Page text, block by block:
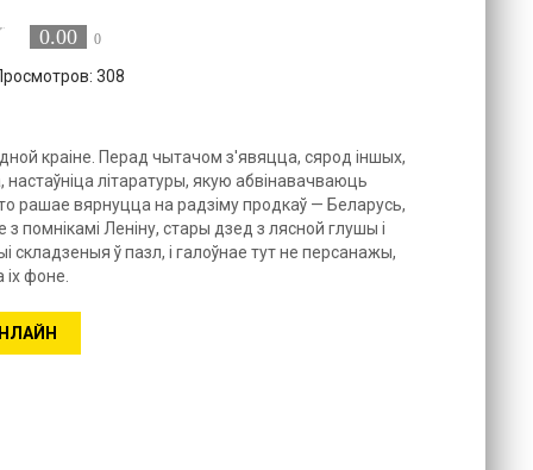
0.00 0
308
краiне. Перад чытачом з'явяцца, сярод іншых,
настаўніца літаратуры, якую абвінавачваюць
рашае вярнуцца на радзіму продкаў — Беларусь,
помнікамі Леніну, стары дзед з лясной глушы і
складзеныя ў пазл, і галоўнае тут не персанажы,
фоне.